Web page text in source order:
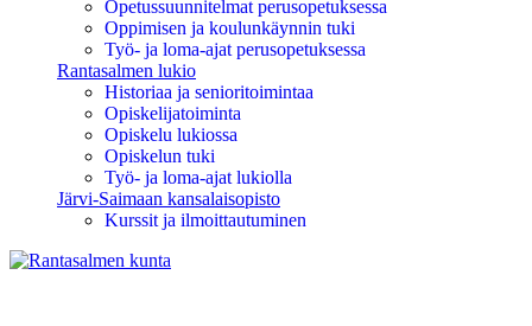
Opetussuunnitelmat perusopetuksessa
Oppimisen ja koulunkäynnin tuki
Työ- ja loma-ajat perusopetuksessa
Rantasalmen lukio
Historiaa ja senioritoimintaa
Opiskelijatoiminta
Opiskelu lukiossa
Opiskelun tuki
Työ- ja loma-ajat lukiolla
Järvi-Saimaan kansalaisopisto
Kurssit ja ilmoittautuminen